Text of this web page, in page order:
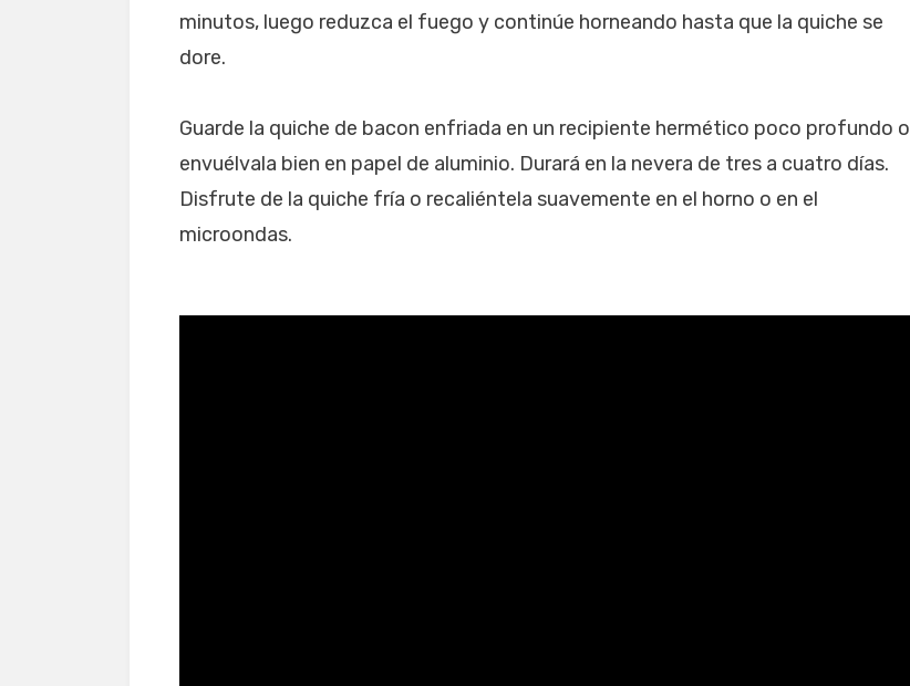
minutos, luego reduzca el fuego y continúe horneando hasta que la quiche se
dore.
Guarde la quiche de bacon enfriada en un recipiente hermético poco profundo o
envuélvala bien en papel de aluminio. Durará en la nevera de tres a cuatro días.
Disfrute de la quiche fría o recaliéntela suavemente en el horno o en el
microondas.